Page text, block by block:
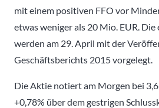
mit einem positiven FFO vor
etwas weniger als 20 Mio. EUR.
werden am 29. April mit der
Geschäftsberichts 2015 vorgelegt.
Die Aktie notiert am Morgen bei
+0,78% über dem gestrigen